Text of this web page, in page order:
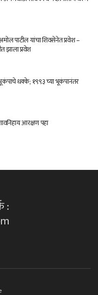
पाटील यांचा शिवसेनेत प्रवेश –
झाला प्रवेश
धक्के; १९९३ च्या भूकंपानंतर
आरक्षण पहा
: